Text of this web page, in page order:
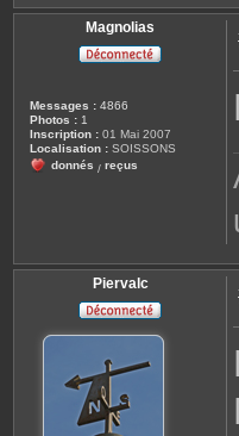
t
e
r
b
e
1
Magnolias
Messages : 4866
Photos : 1
Inscription : 01 Mai 2007
Localisation : SOISSONS
donnés / reçus
Piervalc